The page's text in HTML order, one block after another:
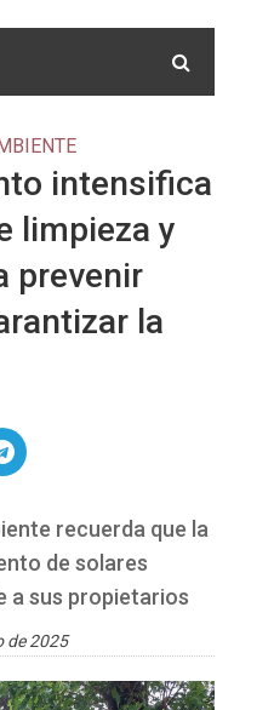
intensifica
limpieza y
prevenir
la
recuerda que la
de solares
a sus propietarios
de 2025